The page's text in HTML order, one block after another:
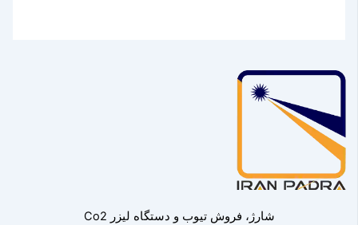
شارژ، فروش تیوب و دستگاه لیزر Co2